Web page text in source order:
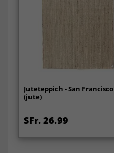
Juteteppich - San Francisco
(jute)
SFr. 26.99